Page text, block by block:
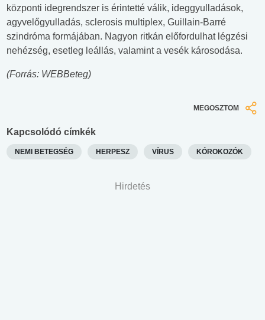
központi idegrendszer is érintetté válik, ideggyulladások,
agyvelőgyulladás, sclerosis multiplex, Guillain-Barré
szindróma formájában. Nagyon ritkán előfordulhat légzési
nehézség, esetleg leállás, valamint a vesék károsodása.
(Forrás: WEBBeteg)
MEGOSZTOM
Kapcsolódó címkék
NEMI BETEGSÉG HERPESZ VÍRUS KÓROKOZÓK
Hirdetés